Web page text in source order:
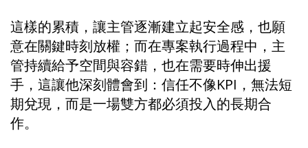
這樣的累積，讓主管逐漸建立起安全感，也願
意在關鍵時刻放權；而在專案執行過程中，主
管持續給予空間與容錯，也在需要時伸出援
手，這讓他深刻體會到：信任不像KPI，無法短
期兌現，而是一場雙方都必須投入的長期合
作。